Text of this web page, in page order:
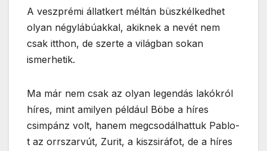
A veszprémi állatkert méltán büszkélkedhet
olyan négylábúakkal, akiknek a nevét nem
csak itthon, de szerte a világban sokan
ismerhetik.
Ma már nem csak az olyan legendás lakókról
híres, mint amilyen például Böbe a híres
csimpánz volt, hanem megcsodálhattuk Pablo-
t az orrszarvút, Zurit, a kiszsiráfot, de a híres